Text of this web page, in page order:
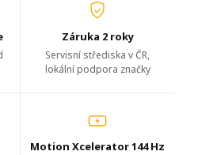
Záruka 2 roky
Servisní střediska v ČR,
lokální podpora značky
Motion Xcelerator 144 Hz